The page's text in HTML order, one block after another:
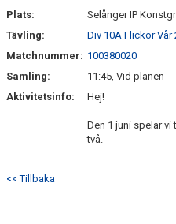
BILDGALLERI
DOKUMENT
Plats:
Selånger IP
Tävling:
Div 10A Flickor Vår
Matchnummer: 100380020
Samling:
11:45, Vid planen
Aktivitetsinfo:
Hej!
Den 1 juni spelar vi
två.
<< Tillbaka